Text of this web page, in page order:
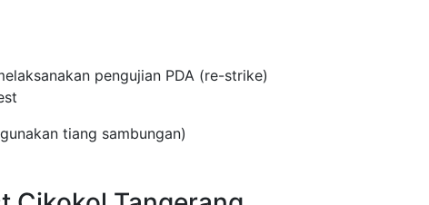
pengujian PDA (re-strike)
tiang sambungan)